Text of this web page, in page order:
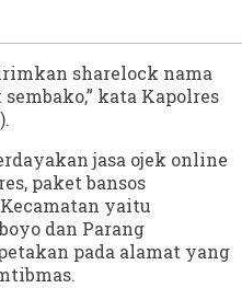
sharelock nama
kata Kapolres
jasa ojek online
paket bansos
yaitu
dan Parang
pada alamat yang